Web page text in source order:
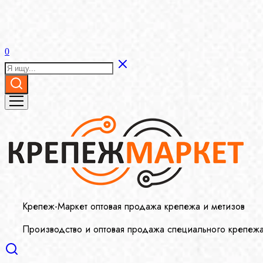
0
Крепеж-Маркет оптовая продажа крепежа и метизов
Производство и оптовая продажа специального